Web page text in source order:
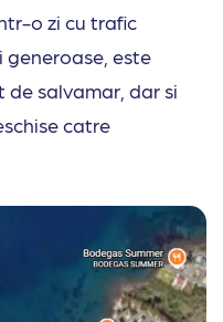
o zi cu trafic
generoase, este
salvamar, dar si
catre